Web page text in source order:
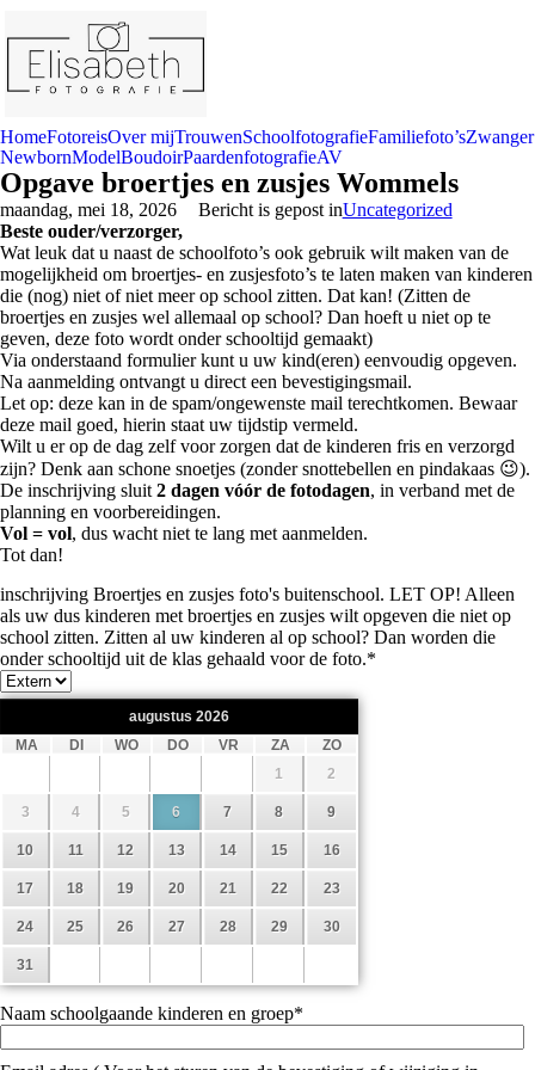
HomeFotoreisOver mijTrouwenSchoolfotografieFamiliefoto’sZwanger
NewbornModelBoudoirPaardenfotografieAV
Opgave broertjes en zusjes Wommels
maandag, mei 18, 2026 Bericht is gepost inUncategorized
Beste ouder/verzorger,
Wat leuk dat u naast de schoolfoto’s ook gebruik wilt maken van de
mogelijkheid om broertjes- en zusjesfoto’s te laten maken van kinderen
die (nog) niet of niet meer op school zitten. Dat kan! (Zitten de
broertjes en zusjes wel allemaal op school? Dan hoeft u niet op te
geven, deze foto wordt onder schooltijd gemaakt)
Via onderstaand formulier kunt u uw kind(eren) eenvoudig opgeven.
Na aanmelding ontvangt u direct een bevestigingsmail.
Let op: deze kan in de spam/ongewenste mail terechtkomen. Bewaar
deze mail goed, hierin staat uw tijdstip vermeld.
Wilt u er op de dag zelf voor zorgen dat de kinderen fris en verzorgd
zijn? Denk aan schone snoetjes (zonder snottebellen en pindakaas 😉).
De inschrijving sluit 2 dagen vóór de fotodagen, in verband met de
planning en voorbereidingen.
Vol = vol, dus wacht niet te lang met aanmelden.
Tot dan!
inschrijving Broertjes en zusjes foto's buitenschool. LET OP! Alleen
als uw dus kinderen met broertjes en zusjes wilt opgeven die niet op
school zitten. Zitten al uw kinderen al op school? Dan worden die
onder schooltijd uit de klas gehaald voor de foto.*
augustus 2026
MA
DI WO DO VR ZA
ZO
1
2
3 4 5 6 7 8 9
10 11 12 13 14 15 16
17 18 19 20 21 22 23
24 25 26 27 28 29 30
31
Naam schoolgaande kinderen en groep*